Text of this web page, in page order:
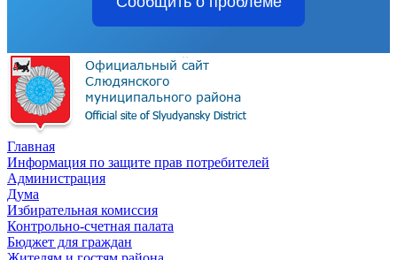
Главная
Информация по защите прав потребителей
Администрация
Дума
Избирательная комиссия
Контрольно-счетная палата
Бюджет для граждан